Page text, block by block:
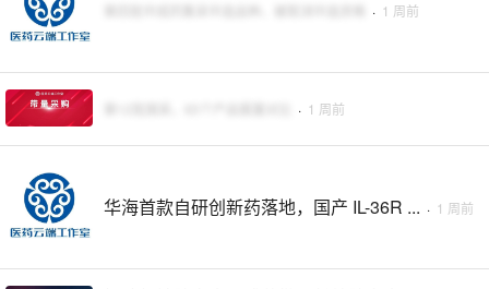
· 1 周前
· 1 周前
华海首款自研创新药落地，国产 IL-36R ... · 1 周前